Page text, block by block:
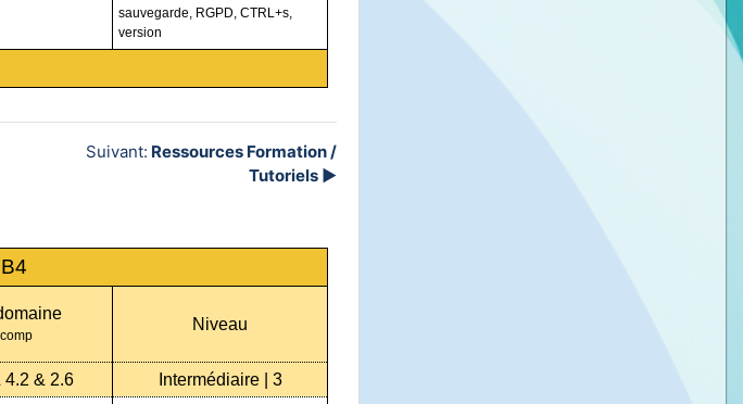
sauvegarde, RGPD, CTRL+s,
version
Suivant: Ressources Formation /
Tutoriels ▶︎
Niveau
4.2 & 2.6 Intermédiaire | 3